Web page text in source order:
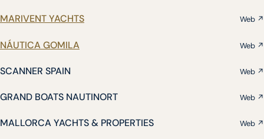
MARIVENT YACHTS Web ↗
NÁUTICA GOMILA Web ↗
SCANNER SPAIN Web ↗
GRAND BOATS NAUTINORT Web ↗
MALLORCA YACHTS & PROPERTIES Web ↗